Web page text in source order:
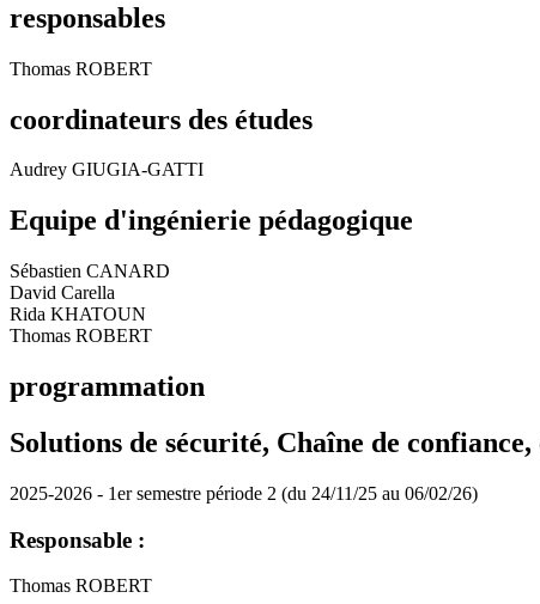
responsables
Thomas ROBERT
coordinateurs des études
Audrey GIUGIA-GATTI
Equipe d'ingénierie pédagogique
Sébastien CANARD
David Carella
Rida KHATOUN
Thomas ROBERT
programmation
Solutions de sécurité, Chaîne de
2025-2026 - 1er semestre période 2 (du 24/11/25 au 06/02/26)
Responsable :
Thomas ROBERT